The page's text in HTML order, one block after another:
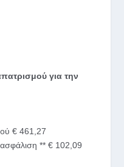
για την
€ 461,27
** € 102,09